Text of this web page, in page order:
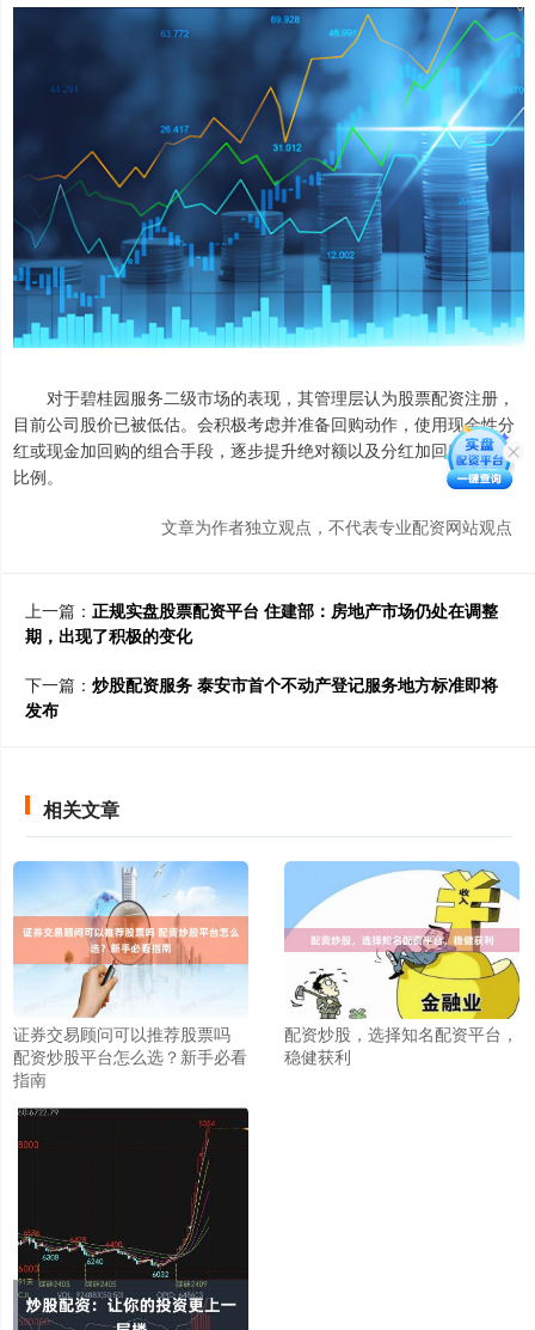
对于碧桂园服务二级市场的表现，其管理层认为股票配资注册，
目前公司股价已被低估。会积极考虑并准备回购动作，使用现金性分
红或现金加回购的组合手段，逐步提升绝对额以及分红加回购的整体
比例。
文章为作者独立观点，不代表专业配资网站观点
上一篇： 正规实盘股票配资平台 住建部：房地产市场仍处在调整
期，出现了积极的变化
下一篇： 炒股配资服务 泰安市首个不动产登记服务地方标准即将
发布
相关文章
证券交易顾问可以推荐股票吗
配资炒股平台怎么选？新手必看
指南
配资炒股，选择知名配资平台，
稳健获利